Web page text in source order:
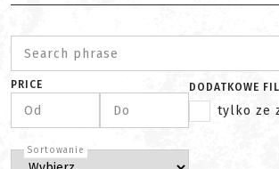
Search phrase
PRICE
Od Do
Sortowanie
DODATKOWE
tylko ze